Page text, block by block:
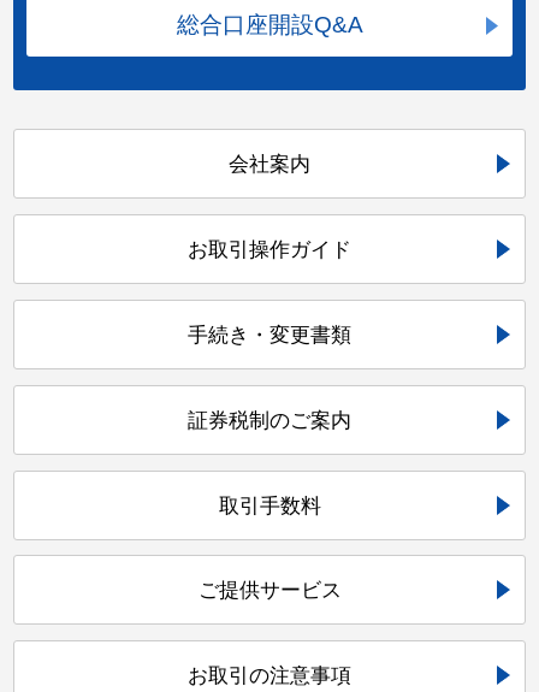
総合口座開設Q&A
会社案内
お取引操作ガイド
手続き・変更書類
証券税制のご案内
取引手数料
ご提供サービス
お取引の注意事項